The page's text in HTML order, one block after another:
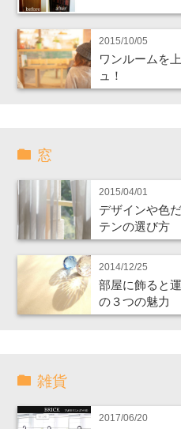
2015/10/05
ワンルームを
ュ！
窓
2015/04/01
デザインや色
テンの選び方
2014/12/25
部屋に飾ると
の３つの魅力
雑貨
2017/06/20